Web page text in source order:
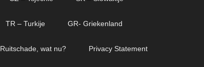
TR – Turkije GR- Griekenland
Ruitschade, wat nu? Privacy Statement